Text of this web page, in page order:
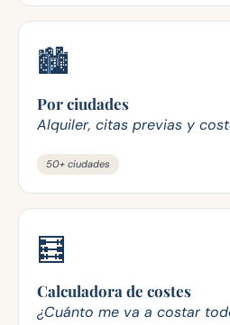
🏙️
Por ciudades
Alquiler, citas previas y
50+ ciudades
🧮
Calculadora de costes
¿Cuánto me va a costar